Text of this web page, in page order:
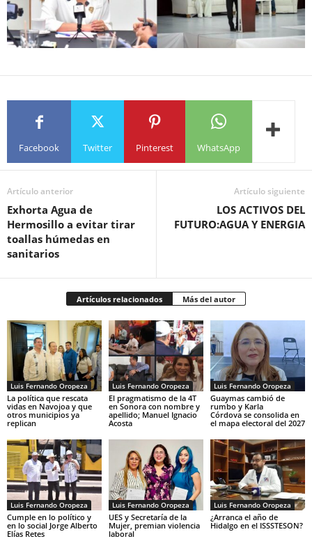
Facebook Twitter Pinterest WhatsApp
Artículo anterior
Exhorta Agua de
Hermosillo a evitar tirar
toallas húmedas en
sanitarios
Artículo siguiente
LOS ACTIVOS DEL
FUTURO:AGUA Y ENERGIA
Artículos relacionados Más del autor
Luis Fernando Oropeza
La política que rescata
vidas en Navojoa y que
otros municipios ya
replican
Luis Fernando Oropeza
El pragmatismo de la 4T
en Sonora con nombre y
apellido; Manuel Ignacio
Acosta
Luis Fernando Oropeza
Guaymas cambió de
rumbo y Karla
Córdova se consolida en
el mapa electoral del 2027
Luis Fernando Oropeza
Cumple en lo político y
en lo social Jorge Alberto
Elías Retes
Luis Fernando Oropeza
UES y Secretaría de la
Mujer, premian violencia
laboral
Luis Fernando Oropeza
¿Arranca el año de
Hidalgo en el ISSSTESON?